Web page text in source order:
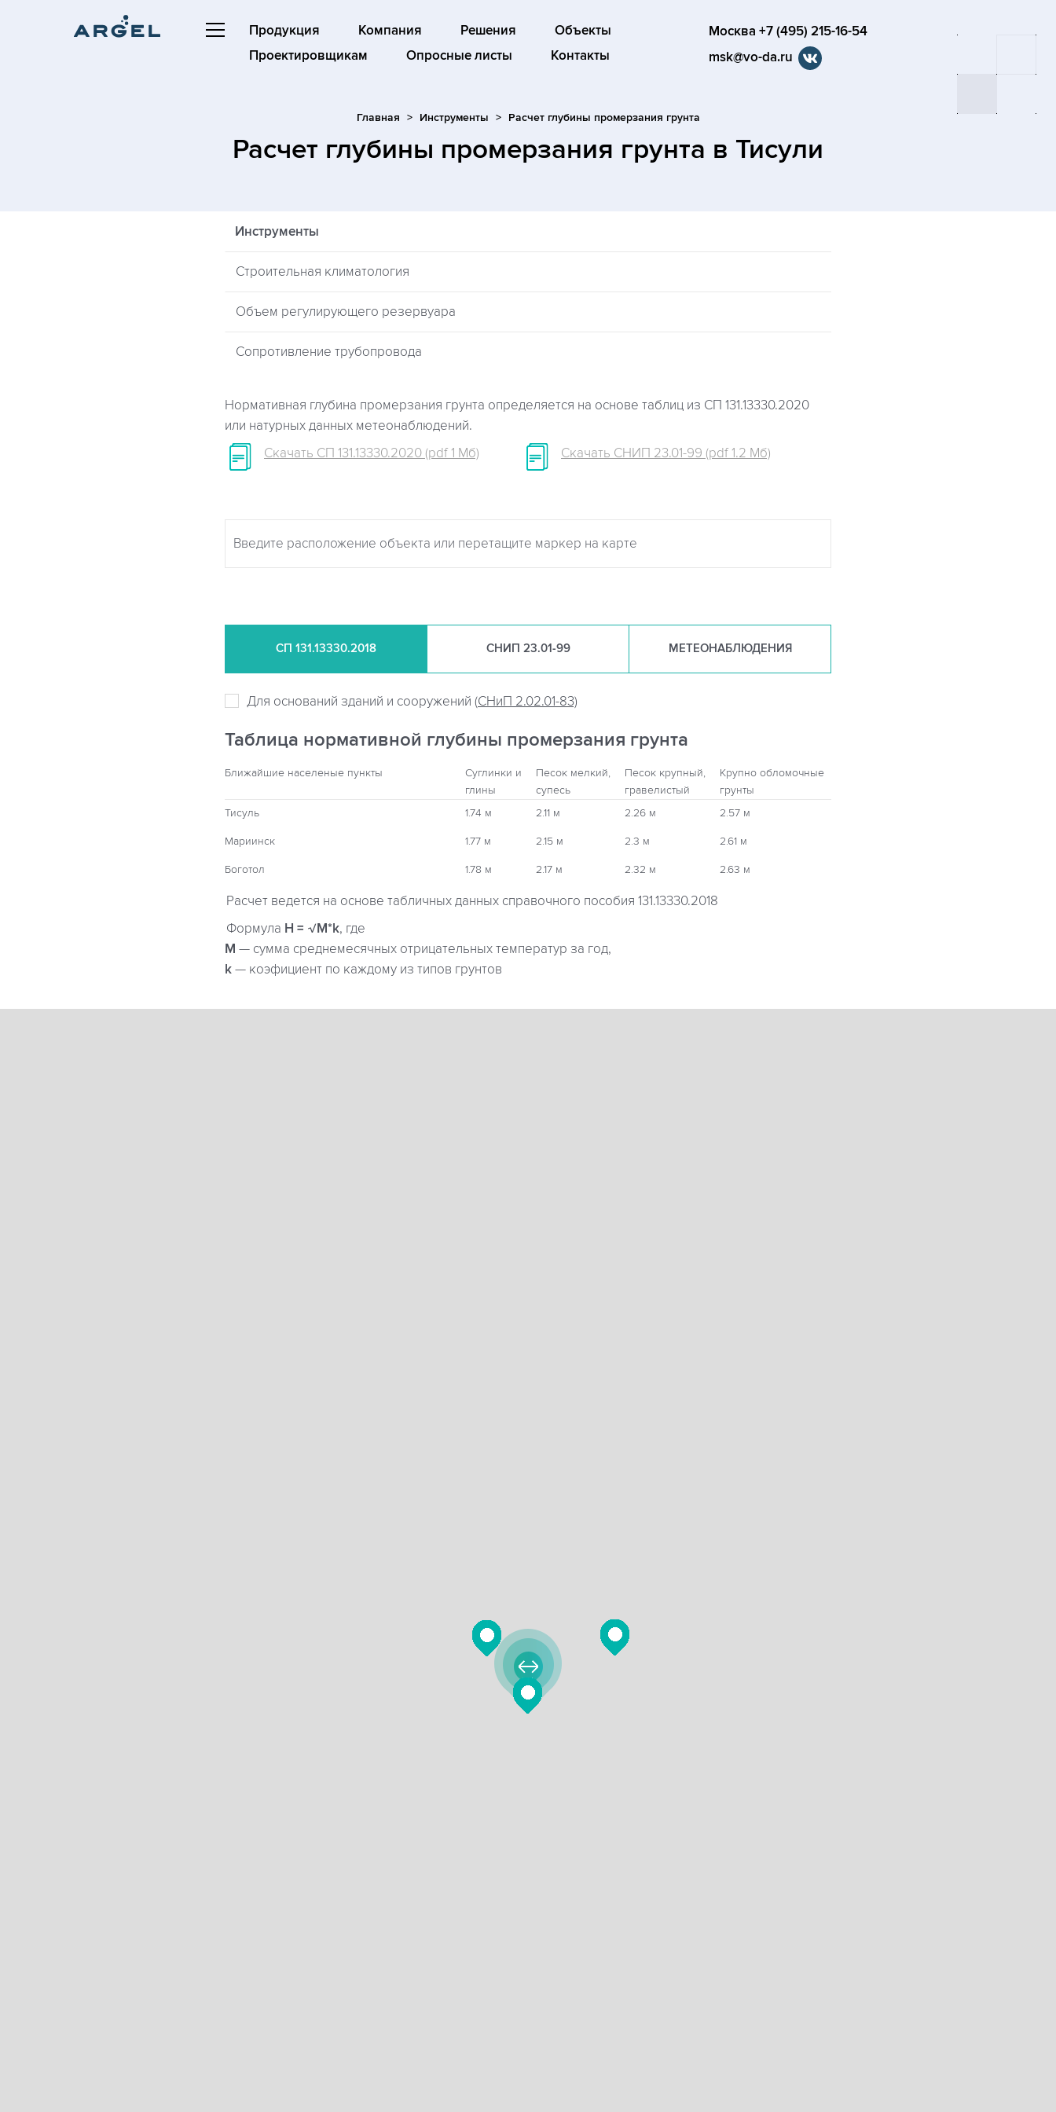
Продукция Компания Решения
Объекты
Проектировщикам
Опросные листы Контакты
Москва +7 (495) 215-16-54
msk@vo-da.ru
Главная Инструменты Расчет глубины промерзания грунта
Расчет глубины промерзания грунта в Тисули
Инструменты
Строительная климатология
Объем регулирующего резервуара
Сопротивление трубопровода
Нормативная глубина промерзания грунта определяется на основе таблиц из СП 131.13330.2020
или натурных данных метеонаблюдений.
Скачать СП 131.13330.2020 (pdf 1 Мб)
Скачать СНИП 23.01-99 (pdf 1.2 Мб)
СП 131.13330.2018 СНИП 23.01-99 МЕТЕОНАБЛЮДЕНИЯ
Для оснований зданий и сооружений (СНиП 2.02.01-83)
Таблица нормативной глубины промерзания грунта
Ближайшие населеные пункты
Суглинки и
глины
Песок мелкий,
супесь
Песок крупный,
гравелистый
Крупно обломочные
грунты
Тисуль
1.74 м 2.11 м 2.26 м 2.57 м
Мариинск 1.77 м 2.15 м 2.3 м 2.61 м
Боготол 1.78 м 2.17 м 2.32 м 2.63 м
Расчет ведется на основе табличных данных справочного пособия 131.13330.2018
Формула H = √M*k, где
М — сумма среднемесячных отрицательных температур за год,
k — коэфициент по каждому из типов грунтов